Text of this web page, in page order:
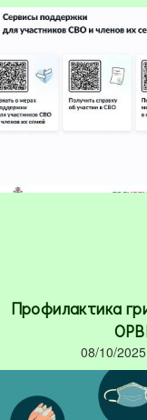
Профилактика
08/10/